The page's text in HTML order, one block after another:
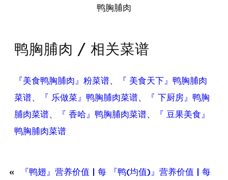
鸭胸脯肉
鸭胸脯肉 / 相关菜谱
『美食鸭胸脯肉』粉菜谱、
『 美食天下』鸭胸脯肉
菜谱、 『 乐做菜』鸭胸脯肉菜谱、
『 下厨房』鸭胸
脯肉菜谱、 『 香哈』鸭胸脯肉菜谱、
『 豆果美食』
鸭胸脯肉菜谱
«
『鸭翅』营养价值 | 每
『鸭(均值)』营养价值 | 每